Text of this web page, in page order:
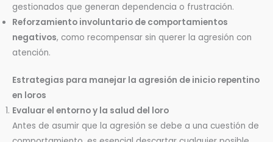
gestionados que generan dependencia o frustración.
Reforzamiento involuntario de comportamientos
negativos, como recompensar sin querer la agresión con
atención.
Estrategias para manejar la agresión de inicio repentino
en loros
Evaluar el entorno y la salud del loro
Antes de asumir que la agresión se debe a una cuestión de